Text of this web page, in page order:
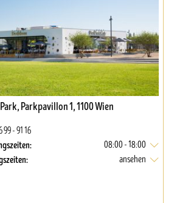
Parkpavillon 1, 1100 Wien
99 - 91 16
08:00 - 18:00
ansehen